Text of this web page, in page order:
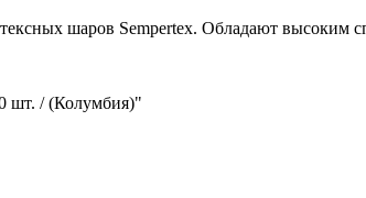
шаров Sempertex. Обладают высоким
шт. / (Колумбия)"